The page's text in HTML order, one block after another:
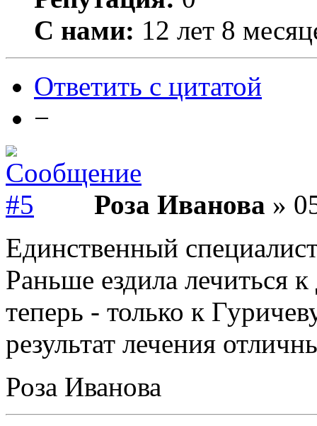
С нами: 12 лет 8
Ответить с цитатой
−
Роза Иванова »
Единственный
Раньше ездила лечиться
теперь - только к
результат лечения
Роза Иванова